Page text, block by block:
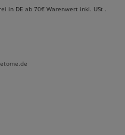
in DE ab 70€ Warenwert inkl. USt .